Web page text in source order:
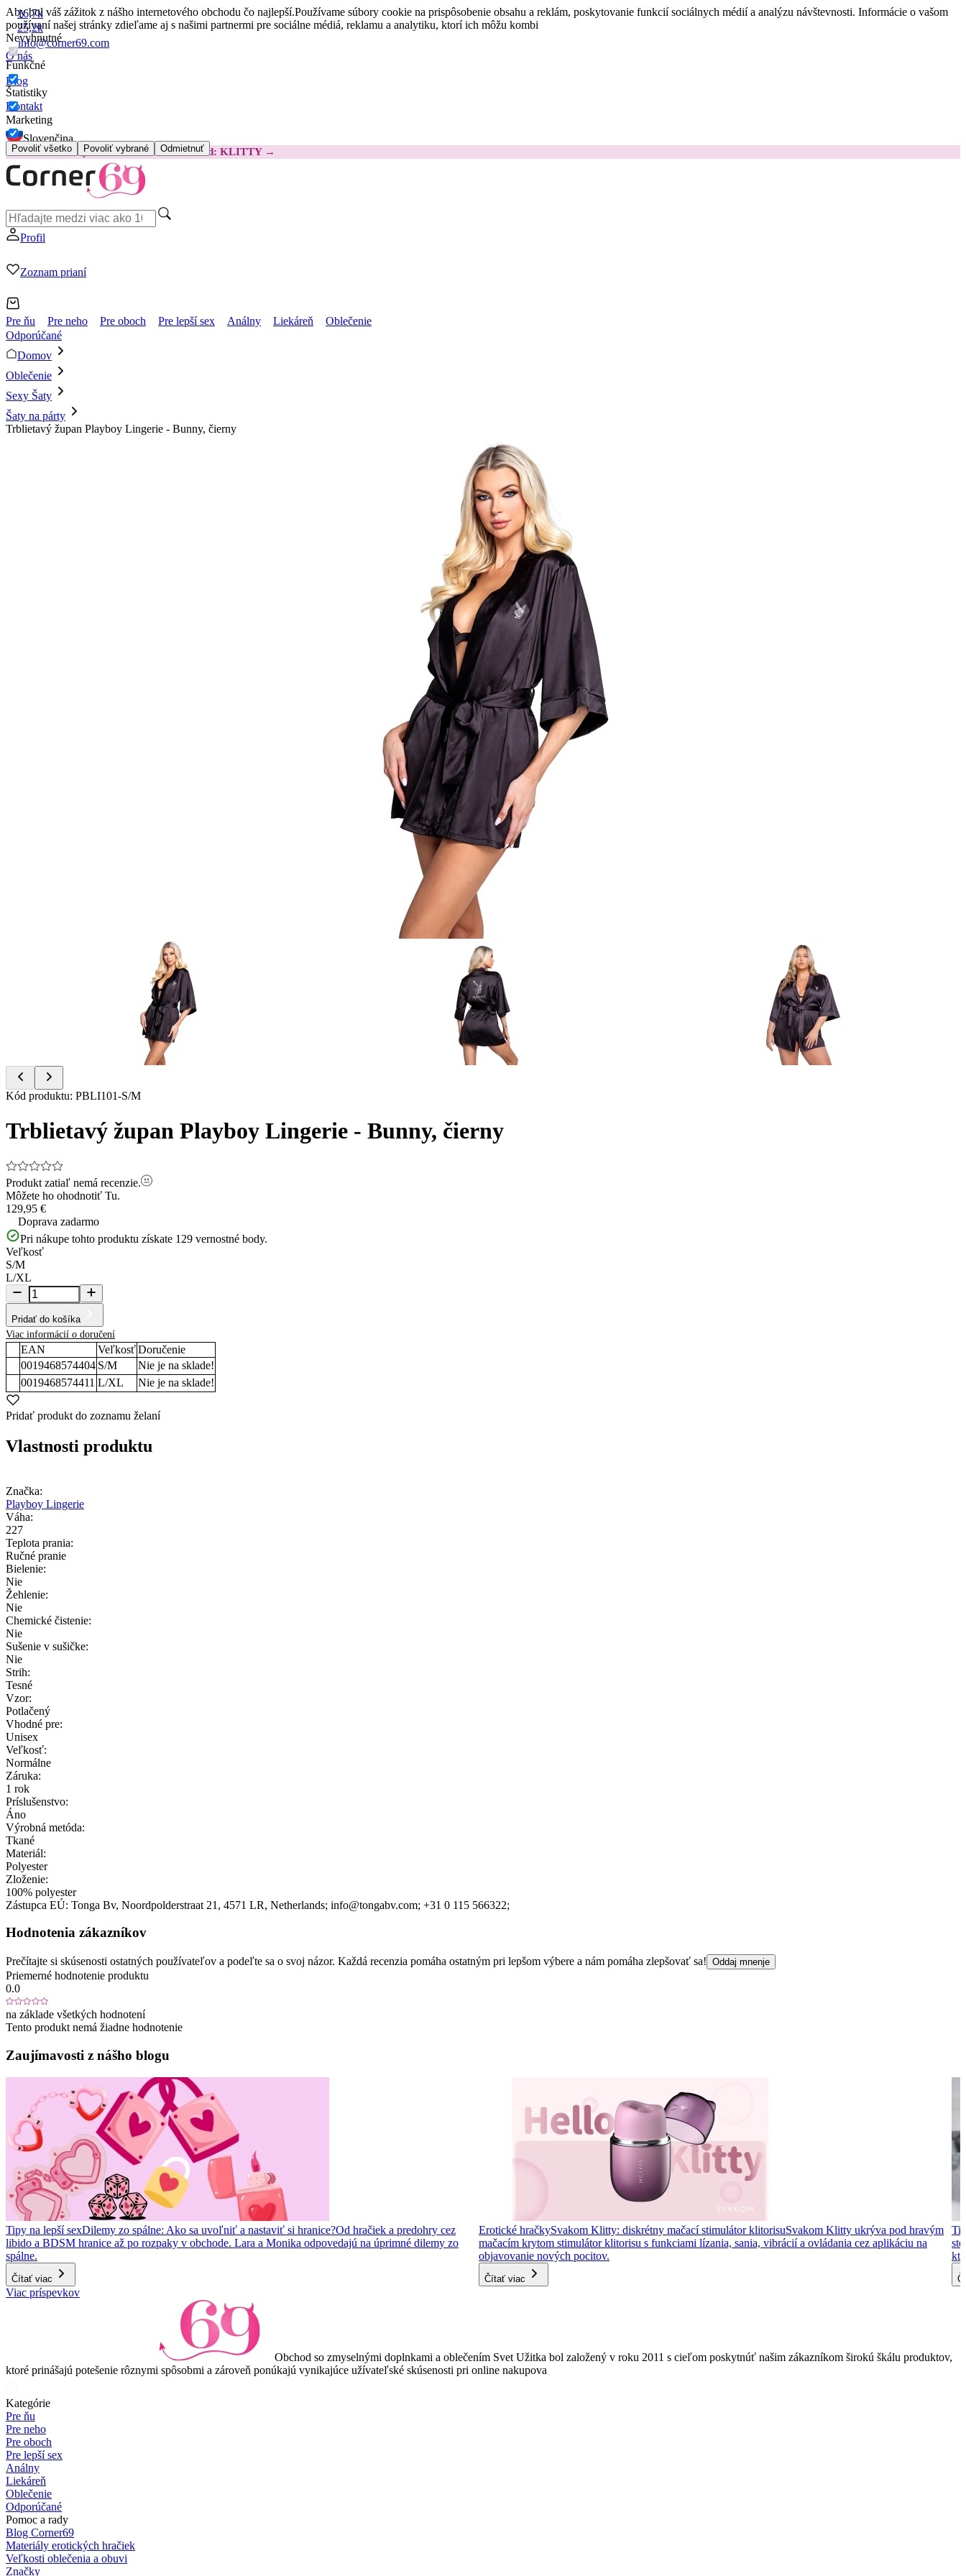
Aby bol váš zážitok z nášho internetového obchodu čo najlepší.Používame súbory cookie na prispôsobenie obsahu a reklám, poskytovanie funkcií sociálnych médií a analýzu návštevnosti. Informácie o vašom
používaní našej stránky zdieľame aj s našimi partnermi pre sociálne médiá, reklamu a analytiku, ktorí ich môžu kombi
Nevyhnutné
Funkčné
Štatistiky
Marketing
Povoliť všetko Povoliť vybrané Odmietnuť
16,7k
25,2k
info@corner69.com
O nás
Blog
Kontakt
Slovenčina
😽Svakom Klitty: O 15 € LACNEJŠIEKód: KLITTY →
Profil
Zoznam prianí
Pre ňu Pre neho Pre oboch Pre lepší sex Análny Liekáreň
Oblečenie
Odporúčané
Domov
Oblečenie
Sexy Šaty
Šaty na párty
Trblietavý župan Playboy Lingerie - Bunny, čierny
Item
of
Kód produktu: PBLI101-S/M
Trblietavý župan Playboy Lingerie - Bunny, čierny
Produkt zatiaľ nemá recenzie.
Môžete ho ohodnotiť Tu.
129,95 €
Doprava zadarmo
Pri nákupe tohto produktu získate 129 vernostné body.
Veľkosť
S/M
L/XL
Pridať do košíka
Viac informácií o doručení
EAN VeľkosťDoručenie
0019468574404 S/M
Nie je na sklade!
0019468574411 L/XL Nie je na sklade!
Pridať produkt do zoznamu želaní
Vlastnosti produktu
Značka:
Playboy Lingerie
Váha:
227
Teplota prania:
Ručné pranie
Bielenie:
Nie
Žehlenie:
Nie
Chemické čistenie:
Nie
Sušenie v sušičke:
Nie
Strih:
Tesné
Vzor:
Potlačený
Vhodné pre:
Unisex
Veľkosť:
Normálne
Záruka:
1 rok
Príslušenstvo:
Áno
Výrobná metóda:
Tkané
Materiál:
Polyester
Zloženie:
100% polyester
Zástupca EÚ: Tonga Bv, Noordpolderstraat 21 , 4571 LR, Netherlands; info@tongabv.com; +31 0 115 566322;
Hodnotenia zákazníkov
Prečítajte si skúsenosti ostatných používateľov a podeľte sa o svoj názor. Každá recenzia pomáha ostatným pri lepšom výbere a nám pomáha zlepšovať sa! Oddaj mnenje
Priemerné hodnotenie produktu
0.0
na základe všetkých hodnotení
Tento produkt nemá žiadne hodnotenie
Zaujímavosti z nášho blogu
Tipy na lepší sexDilemy zo spálne: Ako sa uvoľniť a nastaviť si hranice?Od hračiek a predohry cez
libido a BDSM hranice až po rozpaky v obchode. Lara a Monika odpovedajú na úprimné dilemy zo
spálne.
Čítať viac
Erotické hračkySvakom Klitty: diskrétny mačací stimulátor klitorisuSvakom Klitty ukrýva pod hravým
mačacím krytom stimulátor klitorisu s funkciami lízania, sania, vibrácií a ovládania cez aplikáciu na
objavovanie nových pocitov.
Čítať viac
Item
Viac príspevkov
Obchod so zmyselnými doplnkami a oblečením Svet Užitka bol založený v roku 2011 s cieľom poskytnúť našim zákazníkom širokú škálu produktov,
ktoré prinášajú potešenie rôznymi spôsobmi a zároveň ponúkajú vynikajúce užívateľské skúsenosti pri online nakupova
Kategórie
Pre ňu
Pre neho
Pre oboch
Pre lepší sex
Análny
Liekáreň
Oblečenie
Odporúčané
Pomoc a rady
Blog Corner69
Materiály erotických hračiek
Veľkosti oblečenia a obuvi
Značky